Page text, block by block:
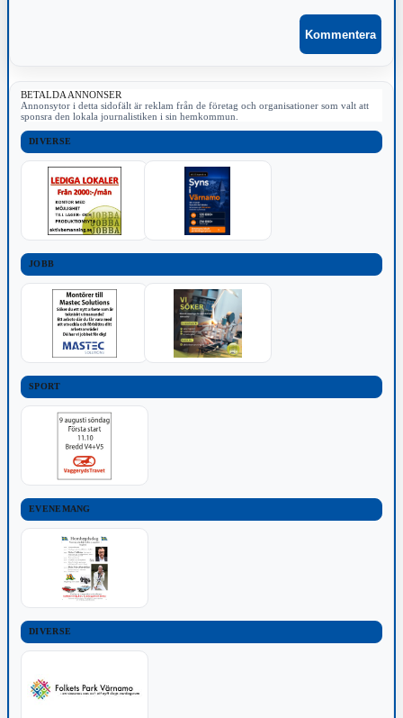
BETALDA ANNONSER
Annonsytor i detta sidofält är reklam från de företag och organisationer som valt att
sponsra den lokala journalistiken i sin hemkommun.
DIVERSE
JOBB
SPORT
EVENEMANG
DIVERSE